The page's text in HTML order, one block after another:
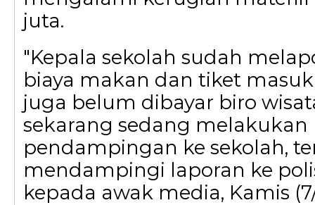
juta.
"Kepala sekolah sudah
biaya makan dan tiket
juga belum dibayar biro
sekarang sedang melakukan
pendampingan ke sekolah,
mendampingi laporan ke
kepada awak media, Kamis